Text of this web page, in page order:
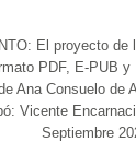
El proyecto de
PDF, E-PUB
Ana Consuelo de
Vicente
Septiembre